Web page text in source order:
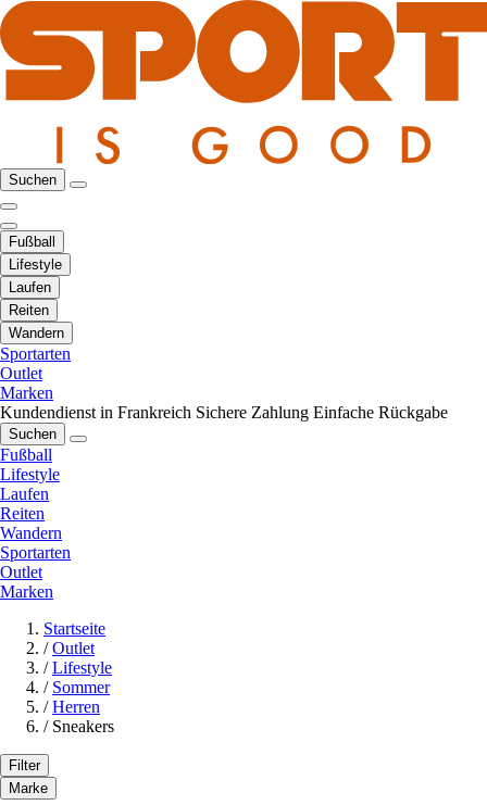
Suchen
Fußball
Lifestyle
Laufen
Reiten
Wandern
Sportarten
Outlet
Marken
Kundendienst in Frankreich Sichere Zahlung Einfache Rückgabe
Suchen
Fußball
Lifestyle
Laufen
Reiten
Wandern
Sportarten
Outlet
Marken
Startseite
/ Outlet
/ Lifestyle
/ Sommer
/ Herren
/ Sneakers
Filter
Marke